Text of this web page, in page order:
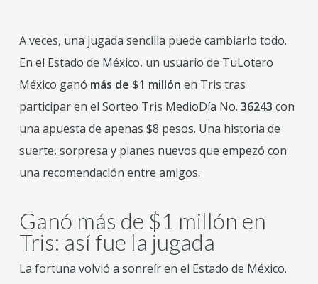
A veces, una jugada sencilla puede cambiarlo todo.
En el Estado de México, un usuario de TuLotero
México ganó más de $1 millón en Tris tras
participar en el Sorteo Tris MedioDía No. 36243 con
una apuesta de apenas $8 pesos. Una historia de
suerte, sorpresa y planes nuevos que empezó con
una recomendación entre amigos.
Ganó más de $1 millón en
Tris: así fue la jugada
La fortuna volvió a sonreír en el Estado de México.